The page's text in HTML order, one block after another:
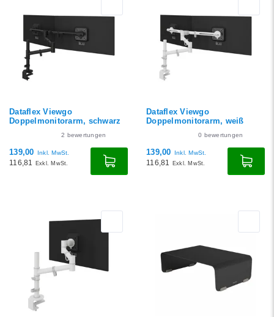
Dataflex Viewgo
Doppelmonitorarm, schwarz
2 bewertungen
139,00 Inkl. MwSt.
116,81 Exkl. MwSt.
Dataflex Viewgo
Doppelmonitorarm, weiß
0 bewertungen
139,00 Inkl. MwSt.
116,81 Exkl. MwSt.